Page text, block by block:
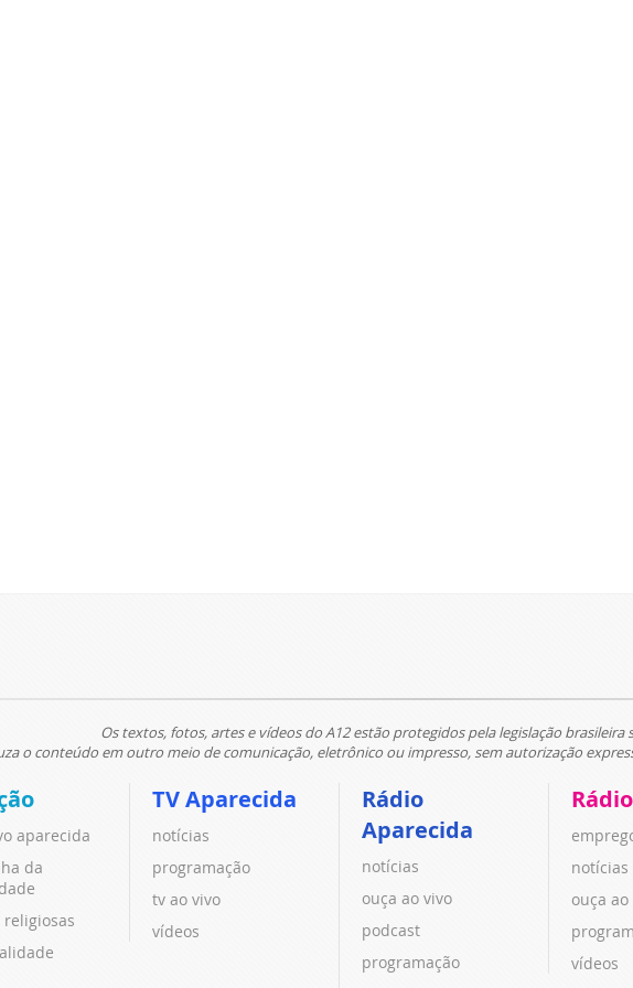
Os textos, fotos, artes e vídeos do A12 estão protegidos pela legislação
o conteúdo em outro meio de comunicação, eletrônico ou impresso, sem autorização
aparecida
da
TV Aparecida
notícias
programação
tv ao vivo
vídeos
Rádio
Aparecida
notícias
ouça ao vivo
podcast
programação
notícias
ouça ao
vídeos